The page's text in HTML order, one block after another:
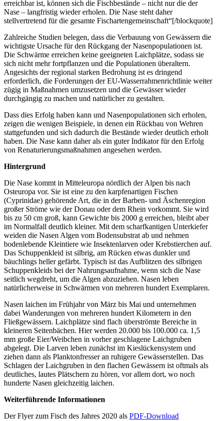
erreichbar ist, können sich die Fischbestände – nicht nur die der
Nase – langfristig wieder erholen. Die Nase steht daher
stellvertretend für die gesamte Fischartengemeinschaft“[/blockquote]
Zahlreiche Studien belegen, dass die Verbauung von Gewässern die
wichtigste Ursache für den Rückgang der Nasenpopulationen ist.
Die Schwärme erreichen keine geeigneten Laichplätze, sodass sie
sich nicht mehr fortpflanzen und die Populationen überaltern.
Angesichts der regional starken Bedrohung ist es dringend
erforderlich, die Forderungen der EU-Wasserrahmenrichtlinie weiter
zügig in Maßnahmen umzusetzen und die Gewässer wieder
durchgängig zu machen und natürlicher zu gestalten.
Dass dies Erfolg haben kann und Nasenpopulationen sich erholen,
zeigen die wenigen Beispiele, in denen ein Rückbau von Wehren
stattgefunden und sich dadurch die Bestände wieder deutlich erholt
haben. Die Nase kann daher als ein guter Indikator für den Erfolg
von Renaturierungsmaßnahmen angesehen werden.
Hintergrund
Die Nase kommt in Mitteleuropa nördlich der Alpen bis nach
Osteuropa vor. Sie ist eine zu den karpfenartigen Fischen
(Cyprinidae) gehörende Art, die in der Barben- und Äschenregion
großer Ströme wie der Donau oder dem Rhein vorkommt. Sie wird
bis zu 50 cm groß, kann Gewichte bis 2000 g erreichen, bleibt aber
im Normalfall deutlich kleiner. Mit dem scharfkantigen Unterkiefer
weiden die Nasen Algen vom Bodensubstrat ab und nehmen
bodenlebende Kleintiere wie Insektenlarven oder Krebstierchen auf.
Das Schuppenkleid ist silbrig, am Rücken etwas dunkler und
bäuchlings heller gefärbt. Typisch ist das Aufblitzen des silbrigen
Schuppenkleids bei der Nahrungsaufnahme, wenn sich die Nase
seitlich wegdreht, um die Algen abzuziehen. Nasen leben
natürlicherweise in Schwärmen von mehreren hundert Exemplaren.
Nasen laichen im Frühjahr von März bis Mai und unternehmen
dabei Wanderungen von mehreren hundert Kilometern in den
Fließgewässern. Laichplätze sind flach überströmte Bereiche in
kleineren Seitenbächen. Hier werden 20.000 bis 100.000 ca. 1,5
mm große Eier/Weibchen in vorher geschlagene Laichgruben
abgelegt. Die Larven leben zunächst im Kieslückensystem und
ziehen dann als Planktonfresser an ruhigere Gewässerstellen. Das
Schlagen der Laichgruben in den flachen Gewässern ist oftmals als
deutliches, lautes Plätschern zu hören, vor allem dort, wo noch
hunderte Nasen gleichzeitig laichen.
Weiterführende Informationen
Der Flyer zum Fisch des Jahres 2020 als PDF-Download